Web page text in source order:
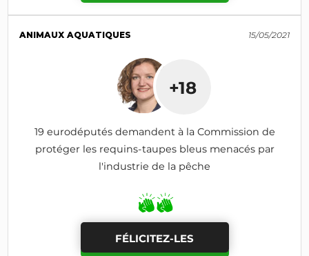
ANIMAUX AQUATIQUES 15/05/2021
+18
19 eurodéputés demandent à la Commission de
protéger les requins-taupes bleus menacés par
l'industrie de la pêche
FÉLICITEZ-LES